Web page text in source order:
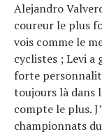
Alejandro
coureur le plus
vois comme le
cyclistes ; Levi a
forte
toujours là dans
compte le plus.
championnats